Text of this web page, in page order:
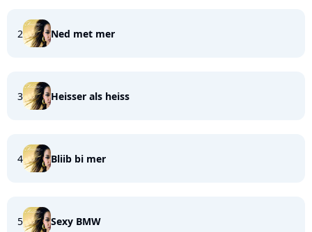
2 Ned met mer
3 Heisser als heiss
4 Bliib bi mer
5 Sexy BMW